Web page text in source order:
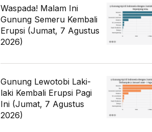
Waspada! Malam Ini
Gunung Semeru Kembali
Erupsi (Jumat, 7 Agustus
2026)
Gunung Lewotobi Laki-
laki Kembali Erupsi Pagi
Ini (Jumat, 7 Agustus
2026)